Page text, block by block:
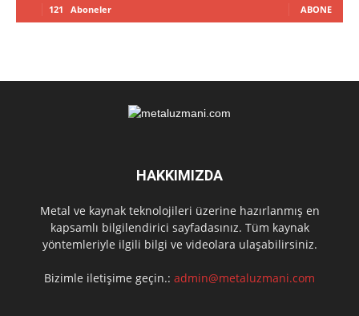
121 Aboneler ABONE
HAKKIMIZDA
Metal ve kaynak teknolojileri üzerine hazırlanmış en
kapsamlı bilgilendirici sayfadasınız. Tüm kaynak
yöntemleriyle ilgili bilgi ve videolara ulaşabilirsiniz.
Bizimle iletişime geçin.: admin@metaluzmani.com